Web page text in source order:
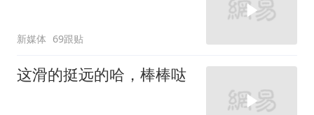
新媒体 69跟贴
这滑的挺远的哈，棒棒哒